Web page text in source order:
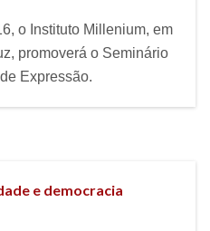
o Instituto Millenium, em
promoverá o Seminário
Expressão.
e democracia